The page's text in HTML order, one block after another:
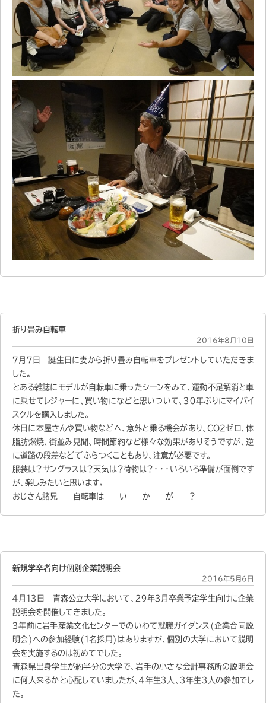
折り畳み自転車
2016年8月10日
７月７日 誕生日に妻から折り畳み自転車をプレゼントしていただきま
した。
とある雑誌にモデルが自転車に乗ったシーンをみて、運動不足解消と車
に乗せてレジャーに、買い物になどと思いついて、３０年ぶりにマイバイ
スクルを購入しました。
休日に本屋さんや買い物などへ、意外と乗る機会があり、CO2ゼロ、体
脂肪燃焼、街並み見聞、時間節約など様々な効果がありそうですが、逆
に道路の段差などて゜ふらつくこともあり、注意が必要です。
服装は？サングラスは？天気は？荷物は？・・・いろいろ準備が面倒です
が、楽しみたいと思います。
おじさん諸兄 自転車は い か が ？
新規学卒者向け個別企業説明会
2016年5月6日
４月１３日 青森公立大学において、２９年３月卒業予定学生向けに企業
説明会を開催してきました。
３年前に岩手産業文化センターでのいわて就職ガイダンス(企業合同説
明会)への参加経験 (１名採用) はありますが、個別の大学において説明
会を実施するのは初めてでした。
青森県出身学生が約半分の大学で、岩手の小さな会計事務所の説明会
に何人来るかと心配していましたが、４年生３人、３年生３人の参加でし
た。